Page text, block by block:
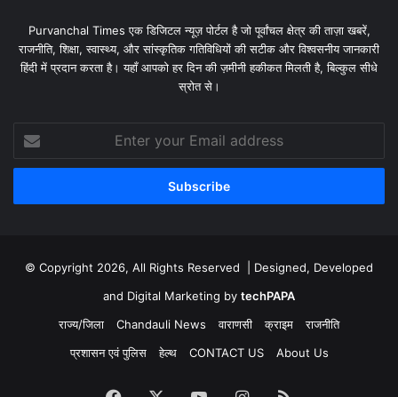
Purvanchal Times एक डिजिटल न्यूज़ पोर्टल है जो पूर्वांचल क्षेत्र की ताज़ा खबरें,
राजनीति, शिक्षा, स्वास्थ्य, और सांस्कृतिक गतिविधियों की सटीक और विश्वसनीय जानकारी
हिंदी में प्रदान करता है। यहाँ आपको हर दिन की ज़मीनी हकीकत मिलती है, बिल्कुल सीधे
स्रोत से।
your
Email
© Copyright 2026, All Rights Reserved | Designed, Developed
and Digital Marketing by techPAPA
राज्य/जिला
Chandauli News वाराणसी क्राइम
राजनीति
प्रशासन एवं पुलिस
हेल्थ CONTACT US About Us